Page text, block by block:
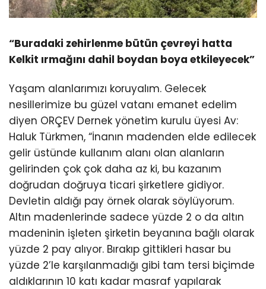
“Buradaki zehirlenme bütün çevreyi hatta
Kelkit ırmağını dahil boydan boya etkileyecek”
Yaşam alanlarımızı koruyalım. Gelecek
nesillerimize bu güzel vatanı emanet edelim
diyen ORÇEV Dernek yönetim kurulu üyesi Av:
Haluk Türkmen, “İnanın madenden elde edilecek
gelir üstünde kullanım alanı olan alanların
gelirinden çok çok daha az ki, bu kazanım
doğrudan doğruya ticari şirketlere gidiyor.
Devletin aldığı pay örnek olarak söylüyorum.
Altın madenlerinde sadece yüzde 2 o da altın
madeninin işleten şirketin beyanına bağlı olarak
yüzde 2 pay alıyor. Bırakıp gittikleri hasar bu
yüzde 2’le karşılanmadığı gibi tam tersi biçimde
aldıklarının 10 katı kadar masraf yapılarak